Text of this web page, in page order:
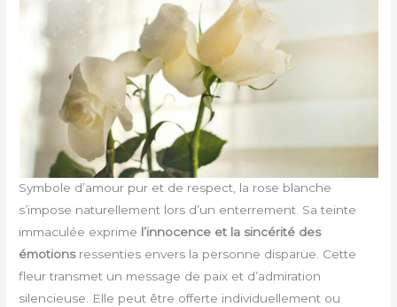
Symbole d’amour pur et de respect, la rose blanche
s’impose naturellement lors d’un enterrement. Sa teinte
immaculée exprime l’innocence et la sincérité des
émotionsressenties envers la personne disparue. Cette
fleur transmet un message de paix et d’admiration
silencieuse. Elle peut être offerte individuellement ou